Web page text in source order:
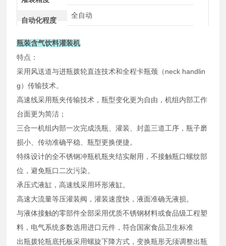
自动化程度
全自动
瓶装含气饮料灌装机
特点：
采用风送道与进瓶拨轮直连技术和全程卡瓶颈（neck handlin
g）传输技术。
高速线采用瓶夹传输技术，瓶型变化更为自由，机组内部工作
台面更为简洁；
三合一机组内部一次完成洗瓶、灌装、封盖三道工序，瓶子磨
损小、传动准确平稳、瓶型更换便捷。
特殊设计的全不锈钢冲瓶机瓶夹结实耐用，不接触瓶口螺纹部
位，避免瓶口二次污染。
承压式液缸，高速线采用环形液缸。
高速大流量等压灌装阀，灌装速度快，液面准确无液损。
与液体接触的零部件全部采用优质不锈钢材料或食品级工程塑
料，电气系统多数选用进口元件，符合国家食品卫生标准
出瓶拨轮瓶底托板采用螺旋下降方式，变换瓶形无须调整出瓶